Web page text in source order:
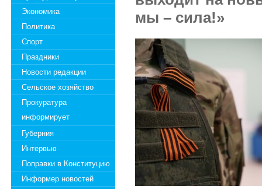
Экономика
Политика
Спорт
Праздники
Новости редакции
Сельское хозяйство
Прокуратура
информирует
Губерния
Интервью
Поправки в Конституцию
Информер новостей
мы – сила!»